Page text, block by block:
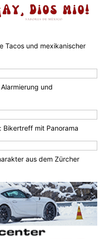
Tacos und mexikanischer
und
Bikertreff mit Panorama
aus dem Zürcher